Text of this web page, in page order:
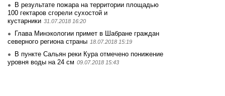
В результате пожара на территории площадью
100 гектаров сгорели сухостой и
кустарники 31.07.2018 16:20
Глава Минэкологии примет в Шабране граждан
северного региона страны 18.07.2018 15:19
В пункте Сальян реки Кура отмечено понижение
уровня воды на 24 см 09.07.2018 15:43